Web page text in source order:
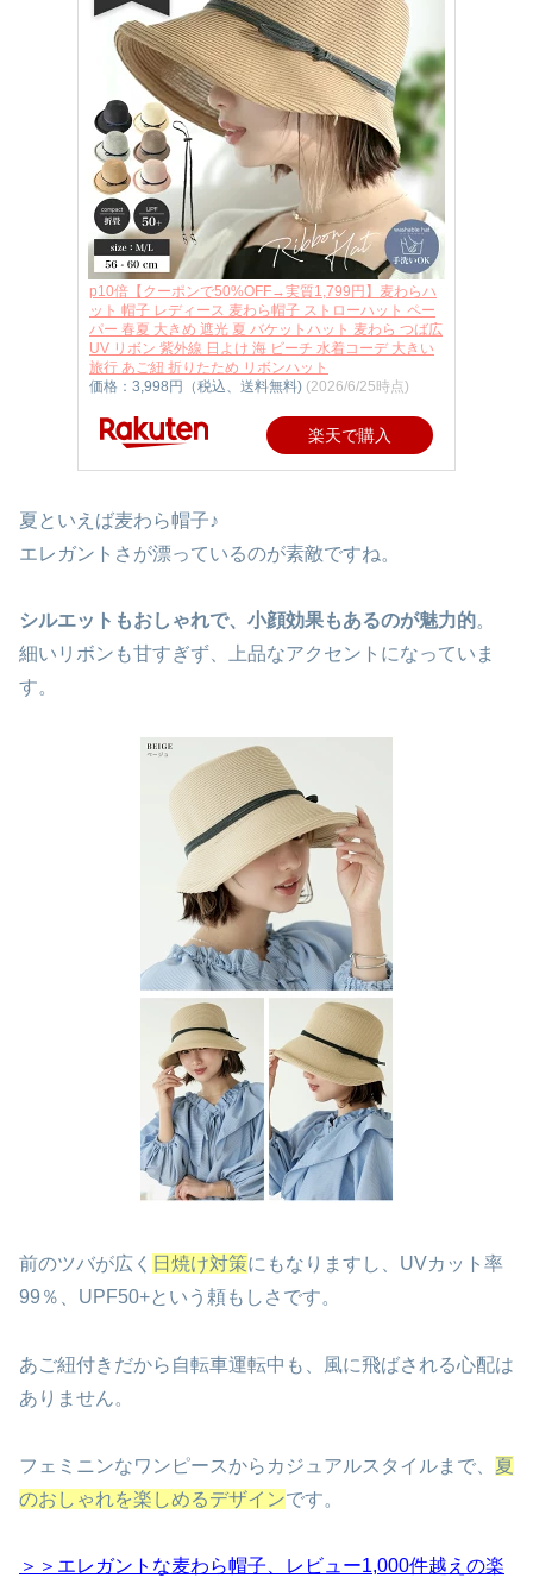
p10倍【クーポンで50%OFF→実質1,799円】麦わらハ
ット 帽子 レディース 麦わら帽子 ストローハット ペー
パー 春夏 大きめ 遮光 夏 バケットハット 麦わら つば広
UV リボン 紫外線 日よけ 海 ビーチ 水着コーデ 大きい
旅行 あご紐 折りたため リボンハット
価格：3,998円（税込、送料無料) (2026/6/25時点)
楽天で購入
夏といえば麦わら帽子♪
エレガントさが漂っているのが素敵ですね。
シルエットもおしゃれで、小顔効果もあるのが魅力的。
細いリボンも甘すぎず、上品なアクセントになっていま
す。
前のツバが広く 日焼け対策にもなりますし、UVカット率
99％、 UPF50+という頼もしさです。
あご紐付きだから自転車運転中も、風に飛ばされる心配は
ありません。
フェミニンなワンピースからカジュアルスタイルまで、 夏
のおしゃれを楽しめるデザインです。
＞＞エレガントな麦わら帽子、レビュー1,000件越えの楽